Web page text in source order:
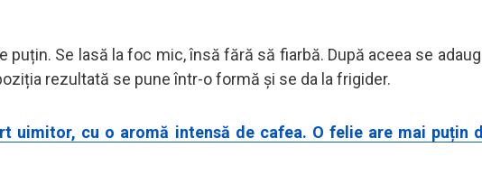
Se lasă la foc mic, însă fără să fiarbă. După aceea se
rezultată se pune într-o formă și se da la frigider.
uimitor, cu o aromă intensă de cafea. O felie are mai puțin